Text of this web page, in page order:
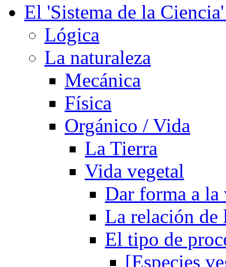
El 'Sistema de la
Lógica
La naturaleza
Mecánica
Física
Orgánico / Vida
La Tierra
Vida vegetal
Dar forma a la
La relación de
El tipo de
[Especies